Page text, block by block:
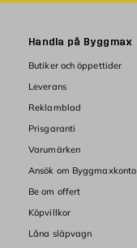
Handla på Byggmax
Butiker och öppettider
Leverans
Reklamblad
Prisgaranti
Varumärken
Ansök om Byggmaxkonto
Be om offert
Köpvillkor
Låna släpvagn